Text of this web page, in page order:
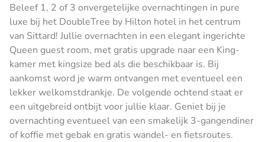
Beleef 1, 2 of 3 onvergetelijke overnachtingen in pure
luxe bij het DoubleTree by Hilton hotel in het centrum
van Sittard! Jullie overnachten in een elegant ingerichte
Queen guest room, met gratis upgrade naar een King-
kamer met kingsize bed als die beschikbaar is. Bij
aankomst word je warm ontvangen met eventueel een
lekker welkomstdrankje. De volgende ochtend staat er
een uitgebreid ontbijt voor jullie klaar. Geniet bij je
overnachting eventueel van een smakelijk 3-gangendiner
of koffie met gebak en gratis wandel- en fietsroutes.